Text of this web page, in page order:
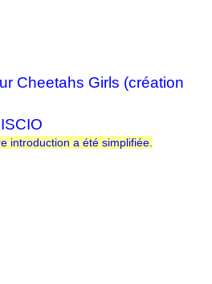
Cheetahs Girls (création
introduction a été simplifiée.